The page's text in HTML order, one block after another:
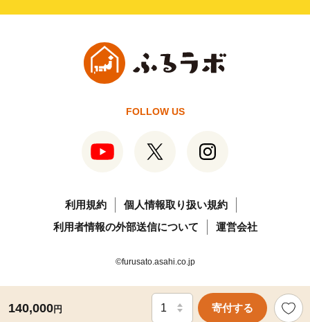
140,000円 寄付する
FOLLOW US
利用規約
個人情報取り扱い規約
利用者情報の外部送信について
運営会社
©furusato.asahi.co.jp